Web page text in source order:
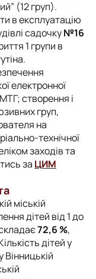
(12 груп).
в експлуатацію
садочку№16
1 групи в
електронної
створення і
груп,
на
технічної
заходів та
за ЦИМ
міській
дітей від 1 до
72,6 %,
дітей у
Вінницькій